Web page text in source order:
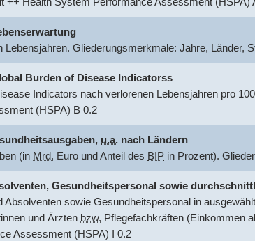
Lebensjahren. Gliederungsmerkmale: Jahre,
Burden of Disease Indicatorss
Indicators nach verlorenen Lebensjahren pro
(HSPA) B 0.2
u.a. nach Ländern
(in Mrd. Euro und Anteil des BIP in Prozent).
Gesundheitspersonal sowie
Absolventen sowie Gesundheitspersonal in
und Ärzten bzw. Pflegefachkräften (Einkommen
Assessment (HSPA) I 0.2